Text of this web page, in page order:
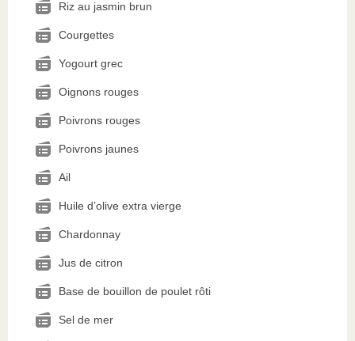
Riz au jasmin brun
Courgettes
Yogourt grec
Oignons rouges
Poivrons rouges
Poivrons jaunes
Ail
Huile d’olive extra vierge
Chardonnay
Jus de citron
Base de bouillon de poulet rôti
Sel de mer